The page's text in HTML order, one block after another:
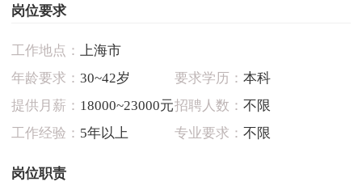
岗位要求
工作地点： 上海市
年龄要求： 30~42岁 要求学历： 本科
提供月薪： 18000~23000元招聘人数： 不限
工作经验： 5年以上 专业要求： 不限
岗位职责